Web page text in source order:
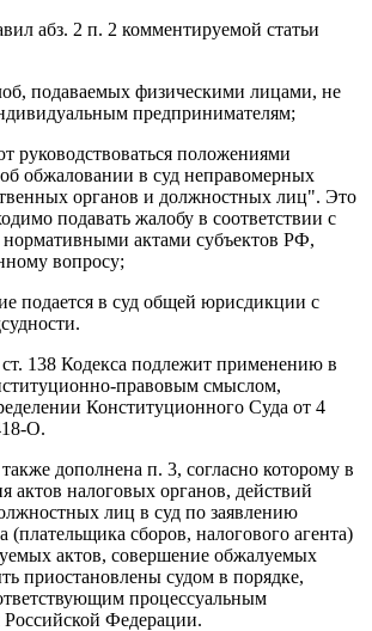
абз. 2 п. 2 комментируемой статьи
подаваемых физическими лицами, не
предпринимателям;
руководствоваться положениями
об обжаловании в суд неправомерных
органов и должностных лиц". Это
подавать жалобу в соответствии с
актами субъектов РФ,
вопросу;
подается в суд общей юрисдикции с
138 Кодекса подлежит применению в
правовым смыслом,
Конституционного Суда от 4
О.
дополнена п. 3, согласно которому в
актов налоговых органов, действий
лиц в суд по заявлению
(плательщика сборов, налогового агента)
актов, совершение обжалуемых
приостановлены судом в порядке,
процессуальным
Российской Федерации.